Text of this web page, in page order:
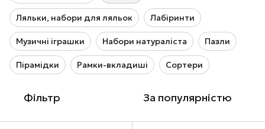
Ляльки, набори для ляльок Лабіринти
Музичні іграшки Набори натураліста Пазли
Пірамідки Рамки-вкладиші Сортери
Фільтр За популярністю